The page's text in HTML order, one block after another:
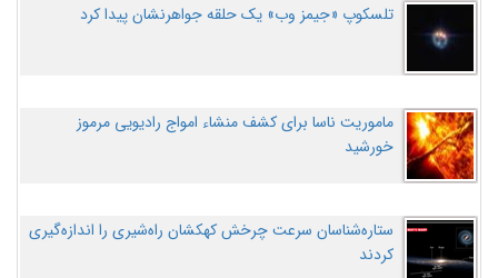
تلسکوپ «جیمز وب» یک حلقه جواهرنشان پیدا کرد
ماموریت ناسا برای کشف منشاء امواج رادیویی مرموز
خورشید
ستاره‌شناسان سرعت چرخش کهکشان راه‌شیری را اندازه‌گیری
کردند